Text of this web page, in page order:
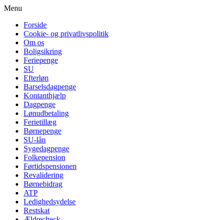
Menu
Forside
Cookie- og privatlivspolitik
Om os
Boligsikring
Feriepenge
SU
Efterløn
Barselsdagpenge
Kontanthjælp
Dagpenge
Lønudbetaling
Ferietillæg
Børnepenge
SU-lån
Sygedagpenge
Folkepension
Førtidspensionen
Revalidering
Børnebidrag
ATP
Ledighedsydelse
Restskat